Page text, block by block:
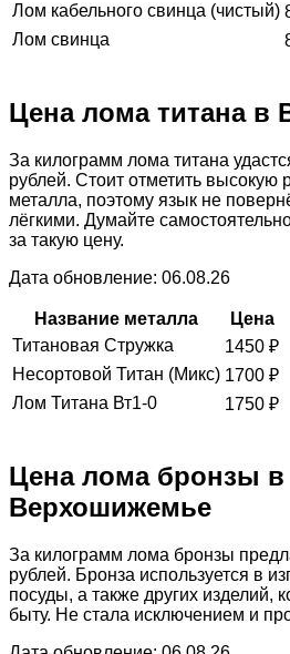
Лом кабельного свинца (чистый)
Лом свинца
Цена лома титана в
За килограмм лома титана
рублей. Стоит отметить высокую
металла, поэтому язык не
лёгкими. Думайте
за такую цену.
Дата обновление: 06.08.26
Название металла
Цена
Титановая Стружка
1450 ₽
Несортовой Титан (Микс) 1700 ₽
Лом Титана Вт1-0
1750 ₽
Цена лома бронзы в
Верхошижемье
За килограмм лома бронзы
рублей. Бронза используется в
посуды, а также других изделий,
быту. Не стала исключением и